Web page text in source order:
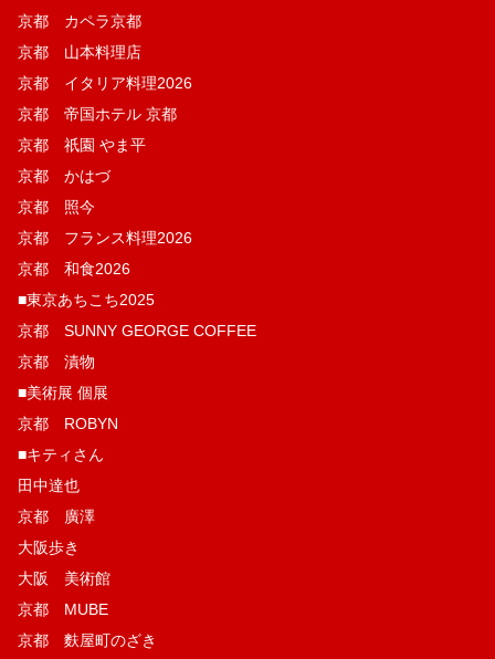
京都 カペラ京都
京都 山本料理店
京都 イタリア料理2026
京都 帝国ホテル 京都
京都 祇園 やま平
京都 かはづ
京都 照今
京都 フランス料理2026
京都 和食2026
■東京あちこち2025
京都 SUNNY GEORGE COFFEE
京都 漬物
■美術展 個展
京都 ROBYN
■キティさん
田中達也
京都 廣澤
大阪歩き
大阪 美術館
京都 MUBE
京都 麩屋町のざき